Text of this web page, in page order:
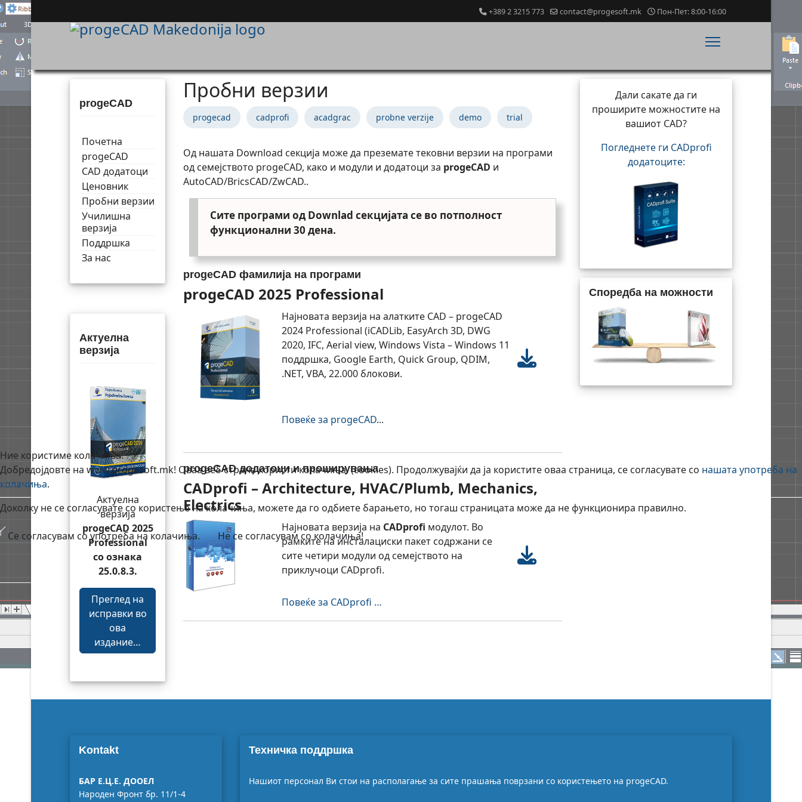
+389 2 3215 773 contact@progesoft.mk Пон-Пет: 8:00-16:00
progeCAD
Почетна
progeCAD
CAD додатоци
Ценовник
Пробни верзии
Училишна
верзија
Поддршка
За нас
Актуелна
верзија
Актуелна
верзија
progeCAD 2025
Professional
со ознака
25.0.8.3.
Преглед на
исправки во
ова
издание…
Пробни верзии
progecad cadprofi acadgrac probne verzije demo trial
Од нашата Download секција може да преземате тековни верзии на програми
од семејството progeCAD, како и модули и додатоци за progeCAD и
AutoCAD/BricsCAD/ZwCAD..
Сите програми од Downlad секцијата се во потполност
функционални 30 дена.
progeCAD фамилија на програми
progeCAD 2025 Professional
Најновата верзија на алатките CAD – progeCAD
2024 Professional (iCADLib, EasyArch 3D, DWG
2020, IFC, Aerial view, Windows Vista – Windows 11
поддршка, Google Earth, Quick Group, QDIM,
.NET, VBA, 22.000 блокови.
Повеќе за progeCAD...
progeCAD додатоци и проширувања
CADprofi – Architecture, HVAC/Plumb, Mechanics,
Electrics
Најновата верзија на CADprofi модулот. Во
рамките на инсталациски пакет содржани се
сите четири модули од семејството на
приклучоци CADprofi.
Повеќе за CADprofi …
Дали сакате да ги
проширите можностите на
вашиот CAD?
Погледнете ги CADprofi
додатоците:
Споредба на можности
Kontakt
БАР Е.Ц.Е. ДООЕЛ
Народен Фронт бр. 11/1-4
Техничка поддршка
Нашиот персонал Ви стои на располагање за сите прашања поврзани со користењето на progeCAD.
Ние користиме колачиња!
Добредојдовте на www.progesoft.mk! Оваа веб страна користи колачиња. (cookies). Продолжувајќи да ја користите оваа страница, се согласувате со нашата употреба на
колачиња.
Доколку не се согласувате со користење на колачиња, можете да го одбиете барањето, но тогаш страницата може да не функционира правилно.
Се согласувам со употреба на колачиња. Не се согласувам со колачиња!